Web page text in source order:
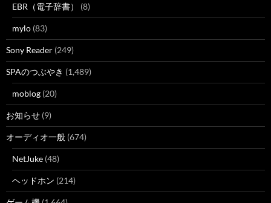
EBR（電子辞書） (8)
mylo (83)
Sony Reader (249)
SPAのつぶやき (1,489)
moblog (20)
お知らせ (9)
オーディオ一般 (674)
NetJuke (48)
ヘッドホン (214)